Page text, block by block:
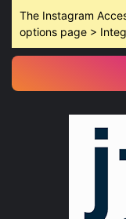
The Instagram
options page >